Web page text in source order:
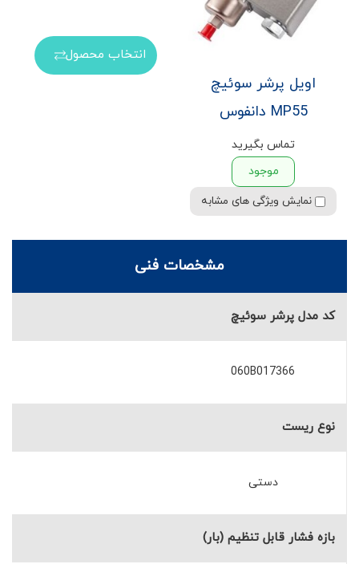
اویل پرشر سوئیچ
MP55 دانفوس
تماس بگیرید
موجود
نمایش ویژگی های مشابه
انتخاب محصول
مشخصات فنی
کد مدل پرشر سوئیچ
060B017366
نوع ریست
دستی
بازه فشار قابل تنظیم (بار)